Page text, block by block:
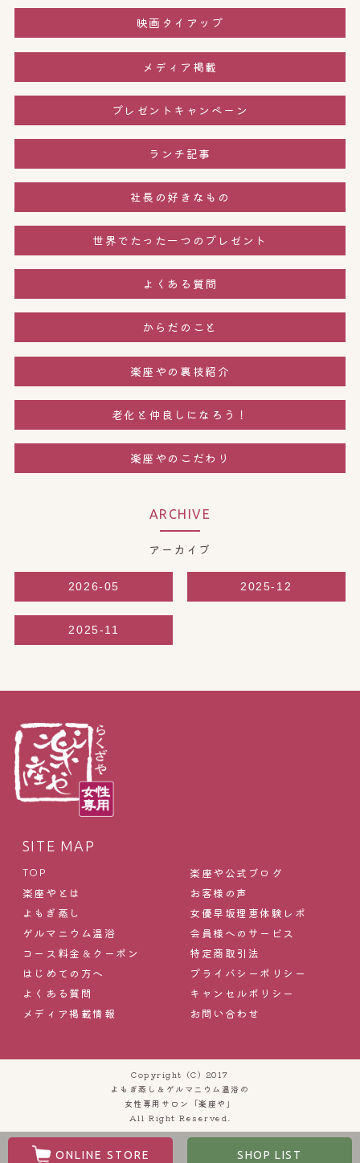
映画タイアップ
メディア掲載
プレゼントキャンペーン
ランチ記事
社長の好きなもの
世界でたった一つのプレゼント
よくある質問
からだのこと
楽座やの裏技紹介
老化と仲良しになろう！
楽座やのこだわり
ARCHIVE
アーカイブ
2026-05 2025-12
2025-11
ONLINE STORE SHOP LIST
SITE MAP
TOP
楽座やとは
よもぎ蒸し
ゲルマニウム温浴
コース料金＆クーポン
はじめての方へ
よくある質問
メディア掲載情報
楽座や公式ブログ
お客様の声
女優早坂理恵体験レポ
会員様へのサービス
特定商取引法
プライバシーポリシー
キャンセルポリシー
お問い合わせ
Copyright (C) 2017
よもぎ蒸し＆ゲルマニウム温浴の
女性専用サロン「楽座や」
All Right Reserved.